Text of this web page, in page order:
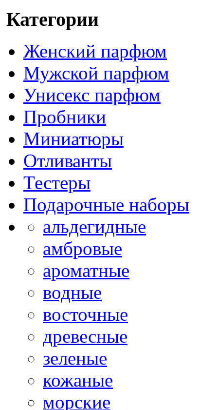
Категории
Женский парфюм
Мужской парфюм
Унисекс парфюм
Пробники
Миниатюры
Отливанты
Тестеры
Подарочные наборы
альдегидные
амбровые
ароматные
водные
восточные
древесные
зеленые
кожаные
морские